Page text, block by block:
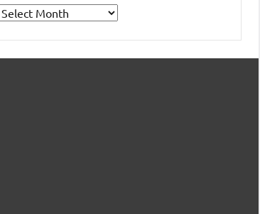
Archives